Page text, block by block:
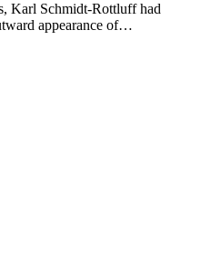
Karl Schmidt-Rottluff had
appearance of…